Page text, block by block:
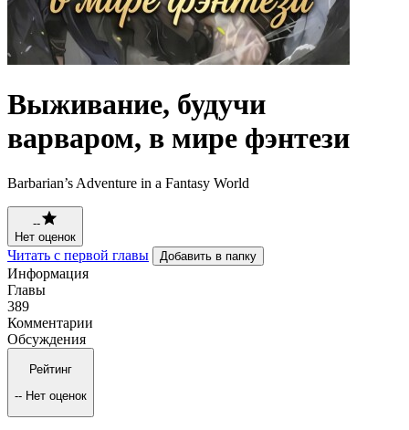
Выживание, будучи
варваром, в мире фэнтези
Barbarian’s Adventure in a Fantasy World
--
Нет оценок
Читать с первой главы Добавить в папку
Информация
Главы
389
Комментарии
Обсуждения
Рейтинг
-- Нет оценок